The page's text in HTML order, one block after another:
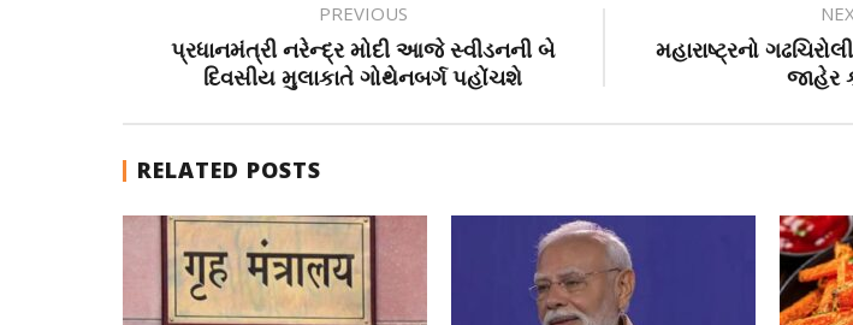
PREVIOUS
પ્રધાનમંત્રી નરેન્દ્ર મોદી આજે સ્વીડનની બે
દિવસીય મુલાકાતે ગોથેનબર્ગ પહોંચશે
મહારાષ્ટ્રનો
જાહેર
RELATED POSTS